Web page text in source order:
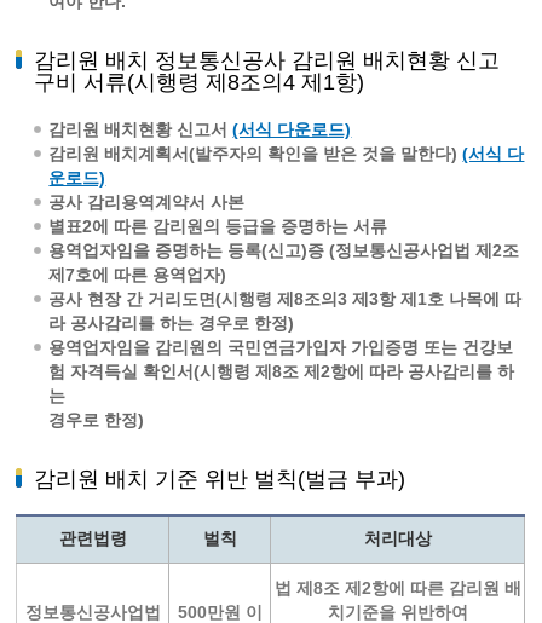
감리원 배치 정보통신공사 감리원 배치현황 신고
구비 서류(시행령 제8조의4 제1항)
감리원 배치현황 신고서(서식 다운로드)
감리원 배치계획서(발주자의 확인을 받은 것을 말한다)(서식 다
운로드)
공사 감리용역계약서 사본
별표2에 따른 감리원의 등급을 증명하는 서류
용역업자임을 증명하는 등록(신고)증 (정보통신공사업법 제2조
제7호에 따른 용역업자)
공사 현장 간 거리도면(시행령 제8조의3 제3항 제1호 나목에 따
라 공사감리를 하는 경우로 한정)
용역업자임을 감리원의 국민연금가입자 가입증명 또는 건강보
험 자격득실 확인서(시행령 제8조 제2항에 따라 공사감리를 하
는
경우로 한정)
감리원 배치 기준 위반 벌칙(벌금 부과)
관련법령 벌칙 처리대상
정보통신공사업법
500만원 이
법 제8조 제2항에 따른 감리원 배
치기준을 위반하여